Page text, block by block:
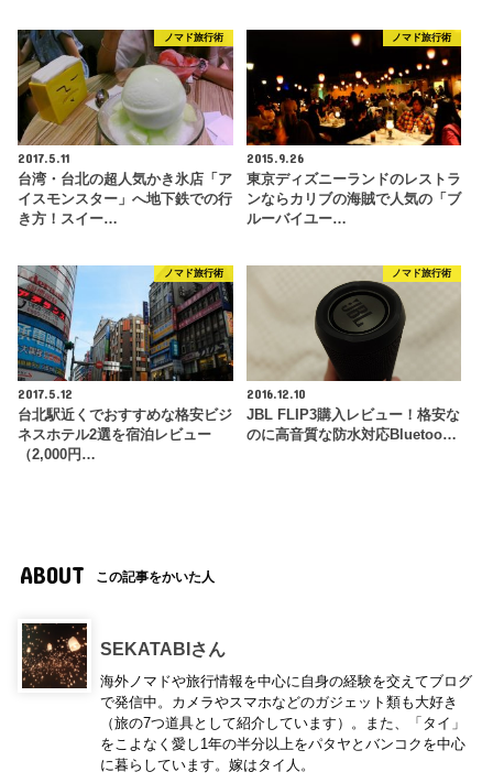
ノマド旅行術
2017.5.11
台湾・台北の超人気かき氷店「ア
イスモンスター」へ地下鉄での行
き方！スイー…
ノマド旅行術
2015.9.26
東京ディズニーランドのレストラ
ンならカリブの海賊で人気の「ブ
ルーバイユー…
ノマド旅行術
2017.5.12
台北駅近くでおすすめな格安ビジ
ネスホテル2選を宿泊レビュー
（2,000円…
ノマド旅行術
2016.12.10
JBL FLIP3購入レビュー！格安な
のに高音質な防水対応Bluetoo…
ABOUT この記事をかいた人
SEKATABIさん
海外ノマドや旅行情報を中心に自身の経験を交えてブログ
で発信中。カメラやスマホなどのガジェット類も大好き
（旅の7つ道具として紹介しています）。また、「タイ」
をこよなく愛し1年の半分以上をパタヤとバンコクを中心
に暮らしています。嫁はタイ人。